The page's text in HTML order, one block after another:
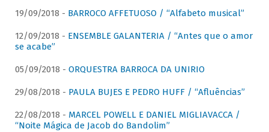
19/09/2018 - BARROCO AFFETUOSO / “Alfabeto musical”
12/09/2018 - ENSEMBLE GALANTERIA / “Antes que o amor
se acabe”
05/09/2018 - ORQUESTRA BARROCA DA UNIRIO
29/08/2018 - PAULA BUJES E PEDRO HUFF / “Afluências”
22/08/2018 - MARCEL POWELL E DANIEL MIGLIAVACCA /
“Noite Mágica de Jacob do Bandolim”